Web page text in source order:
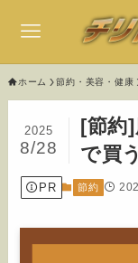
ホーム 節約・美容・健康
[節約
で買
2025
8/28
PR 節約